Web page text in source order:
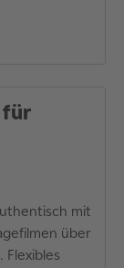
für
mit
über
Flexibles